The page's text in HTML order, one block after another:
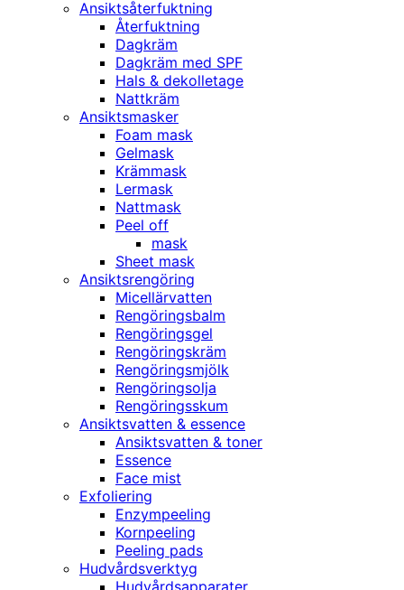
Ansiktsåterfuktning
Återfuktning
Dagkräm
Dagkräm med SPF
Hals & dekolletage
Nattkräm
Ansiktsmasker
Foam mask
Gelmask
Krämmask
Lermask
Nattmask
Peel off
mask
Sheet mask
Ansiktsrengöring
Micellärvatten
Rengöringsbalm
Rengöringsgel
Rengöringskräm
Rengöringsmjölk
Rengöringsolja
Rengöringsskum
Ansiktsvatten & essence
Ansiktsvatten & toner
Essence
Face mist
Exfoliering
Enzympeeling
Kornpeeling
Peeling pads
Hudvårdsverktyg